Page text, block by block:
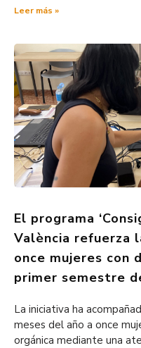
Leer más »
El programa
València refuerza
once mujeres con
primer semestre
La iniciativa ha
meses del año a once
orgánica mediante una